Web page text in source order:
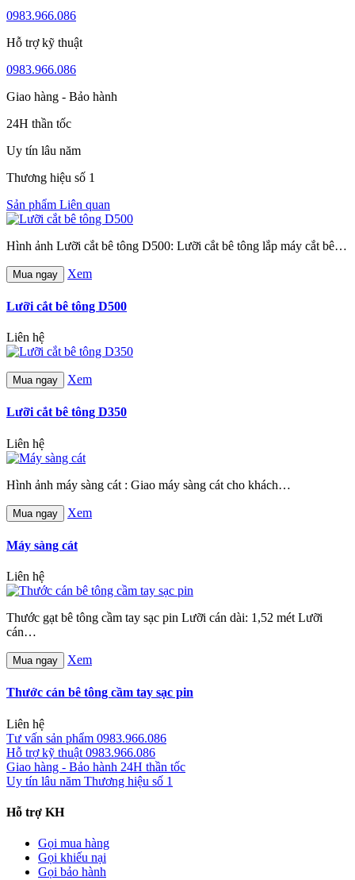
0983.966.086
Hỗ trợ kỹ thuật
0983.966.086
Giao hàng - Bảo hành
24H thần tốc
Uy tín lâu năm
Thương hiệu số 1
Sản phẩm Liên quan
Hình ảnh Lưỡi cắt bê tông D500: Lưỡi cắt bê tông lắp máy cắt bê…
Mua ngay Xem
Lưỡi cắt bê tông D500
Liên hệ
Mua ngay Xem
Lưỡi cắt bê tông D350
Liên hệ
Hình ảnh máy sàng cát : Giao máy sàng cát cho khách…
Mua ngay Xem
Máy sàng cát
Liên hệ
Thước gạt bê tông cầm tay sạc pin Lưỡi cán dài: 1,52 mét Lưỡi
cán…
Mua ngay Xem
Thước cán bê tông cầm tay sạc pin
Liên hệ
Tư vấn sản phẩm 0983.966.086
Hỗ trợ kỹ thuật 0983.966.086
Giao hàng - Bảo hành 24H thần tốc
Uy tín lâu năm Thương hiệu số 1
Hỗ trợ KH
Gọi mua hàng
Gọi khiếu nại
Gọi bảo hành